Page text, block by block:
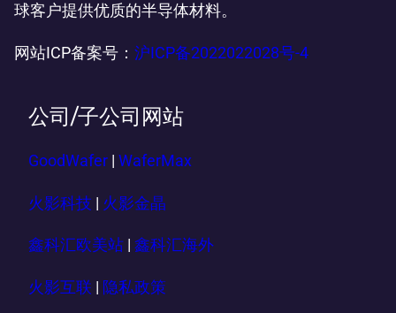
球客户提供优质的半导体材料。
网站ICP备案号： 沪ICP备2022022028号-4
公司/子公司网站
GoodWafer WaferMax
火影科技 | 火影金晶
鑫科汇欧美站 鑫科汇海外
火影互联 | 隐私政策